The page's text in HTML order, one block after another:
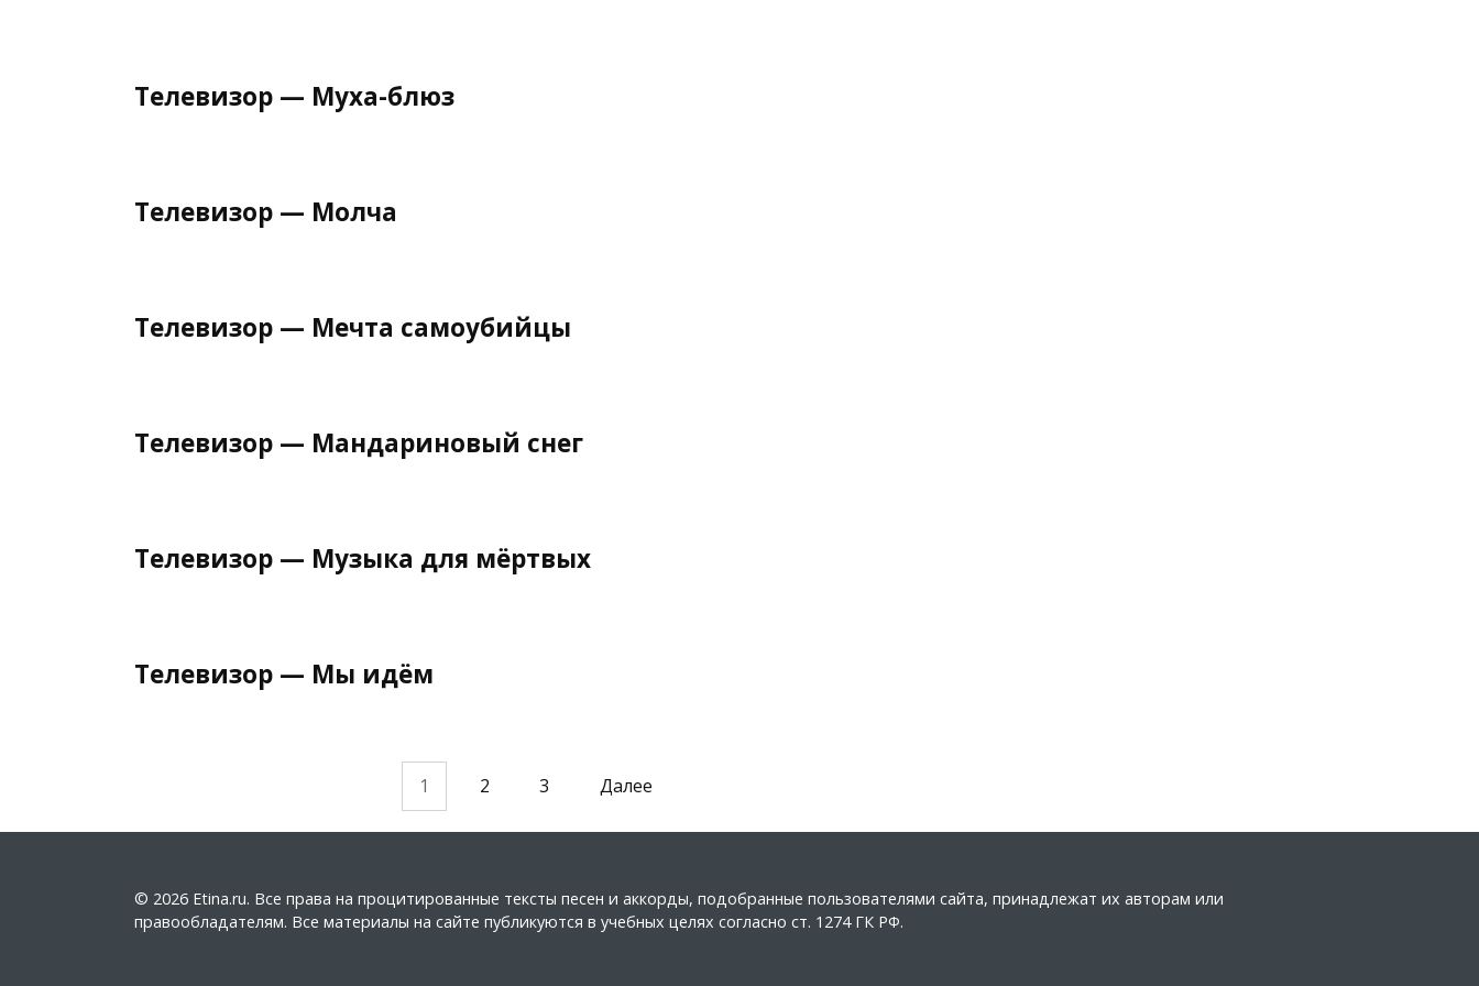
Телевизор — Муха-блюз
Телевизор — Молча
Телевизор — Мечта самоубийцы
Телевизор — Мандариновый снег
Телевизор — Музыка для мёртвых
Телевизор — Мы идём
1 2 3 Далее
© 2026 Etina.ru. Все права на процитированные тексты песен и аккорды, подобранные пользователями сайта, принадлежат их авторам или
правообладателям. Все материалы на сайте публикуются в учебных целях согласно ст. 1274 ГК РФ.